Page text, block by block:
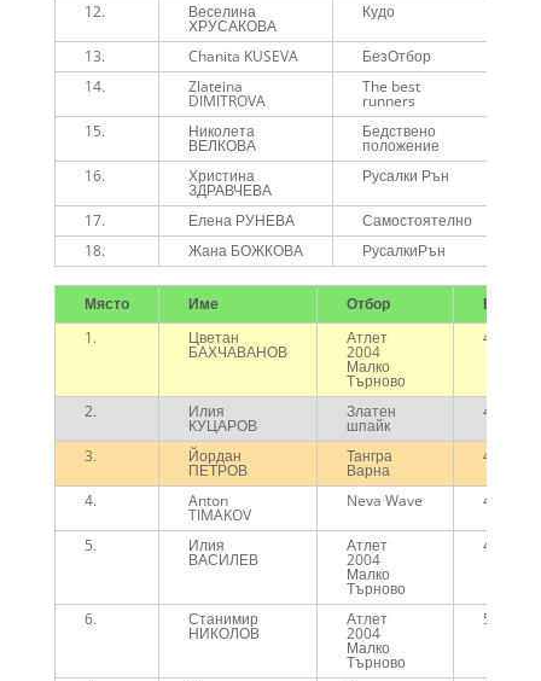
12. Веселина
ХРУСАКОВА
Кудо
13. Chanita KUSEVA БезОтбор
14.
Zlateina
DIMITROVA
The best
runners
15. Николета
ВЕЛКОВА
Бедствено
положение
16. Христина
ЗДРАВЧЕВА
Русалки Рън
17. Елена РУНЕВА Самостоятелно
18.
Жана БОЖКОВА РусалкиРън
Място Име Отбор
Време
1.
Цветан
БАХЧАВАНОВ
Атлет
2004
Малко
Търново
43:32
2. Илия
КУЦАРОВ
Златен
шпайк
44:25
3. Йордан
ПЕТРОВ
Тангра
Варна
45:57
4. Anton
TIMAKOV
Neva Wave 47:44
5. Илия
ВАСИЛЕВ
Атлет
2004
Малко
Търново
48:51
6. Станимир
НИКОЛОВ
Атлет
2004
Малко
Търново
51:53